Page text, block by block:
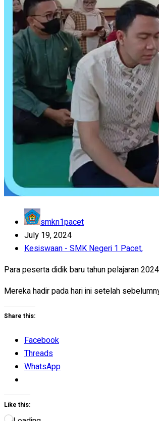
smkn1pacet
July 19, 2024
Kesiswaan - SMK Negeri 1 Pacet,
Para peserta didik baru tahun pelajaran
Mereka hadir pada hari ini setelah
Share this:
Facebook
Threads
WhatsApp
Like this: